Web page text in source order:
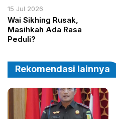
15 Jul 2026
Wai Sikhing Rusak,
Masihkah Ada Rasa
Peduli?
Rekomendasi lainnya